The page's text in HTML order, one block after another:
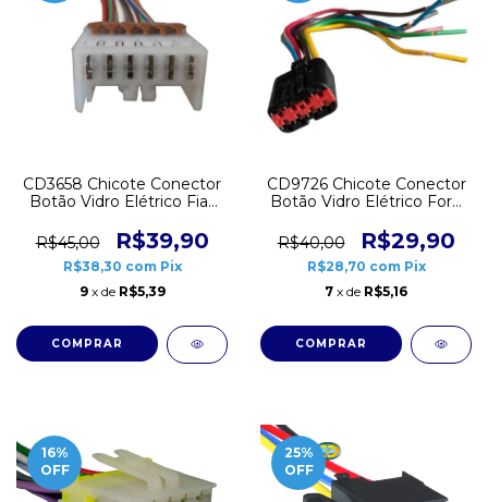
CD3658 Chicote Conector
Botão Vidro Elétrico Fiat
R$45,00
R$39,90
R$38,30 com Pix
9 x de R$5,39
CD9726 Chicote Conector
Botão Vidro Elétrico Ford
Ranger 8 vias
R$40,00 R$29,90
R$28,70 com Pix
7 x de R$5,16
16%
OFF
25%
OFF